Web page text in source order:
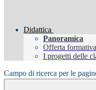
Didattica
Panoramica
Offerta formativa
I progetti delle
Campo di ricerca per le